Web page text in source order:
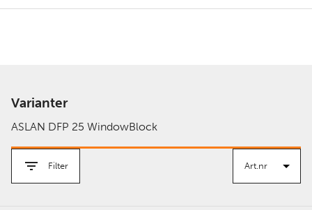
Varianter
ASLAN DFP 25 WindowBlock
Filter